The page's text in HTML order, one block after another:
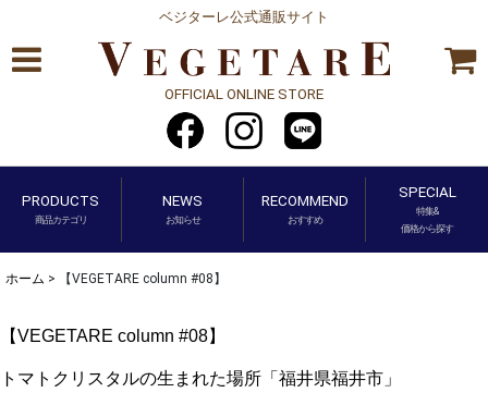
ベジターレ公式通販サイト
OFFICIAL ONLINE STORE
PRODUCTS
商品カテゴリ
NEWS
お知らせ
RECOMMEND
おすすめ
SPECIAL
特集&
価格から探す
ホーム > 【VEGETARE column #08】
【VEGETARE column #08】
トマトクリスタルの生まれた場所「福井県福井市」